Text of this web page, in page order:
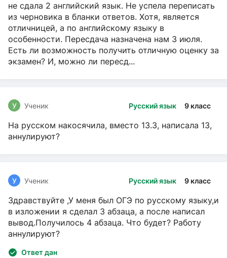
не сдала 2 английский язык. Не успела переписать
из черновика в бланки ответов. Хотя, является
отличницей, а по английскому языку в
особенности. Пересдача назначена нам 3 июля.
Есть ли возможность получить отличную оценку за
экзамен? И, можно ли пересд...
Русский язык 9 класс
У Ученик
На русском накосячила, вместо 13.3, написала 13,
аннулируют?
Русский язык 9 класс
У Ученик
Здравствуйте ,У меня был ОГЭ по русскому языку,и
в изложении я сделал 3 абзаца, а после написал
вывод.Получилось 4 абзаца. Что будет? Работу
аннулируют?
Ответ дан